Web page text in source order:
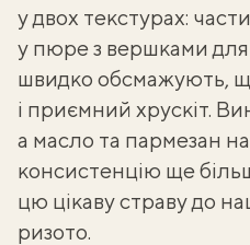
у двох текстурах:
у пюре з вершками для
швидко обсмажують,
і приємний хрускіт.
а масло та пармезан
консистенцію ще
цю цікаву страву до
ризото.